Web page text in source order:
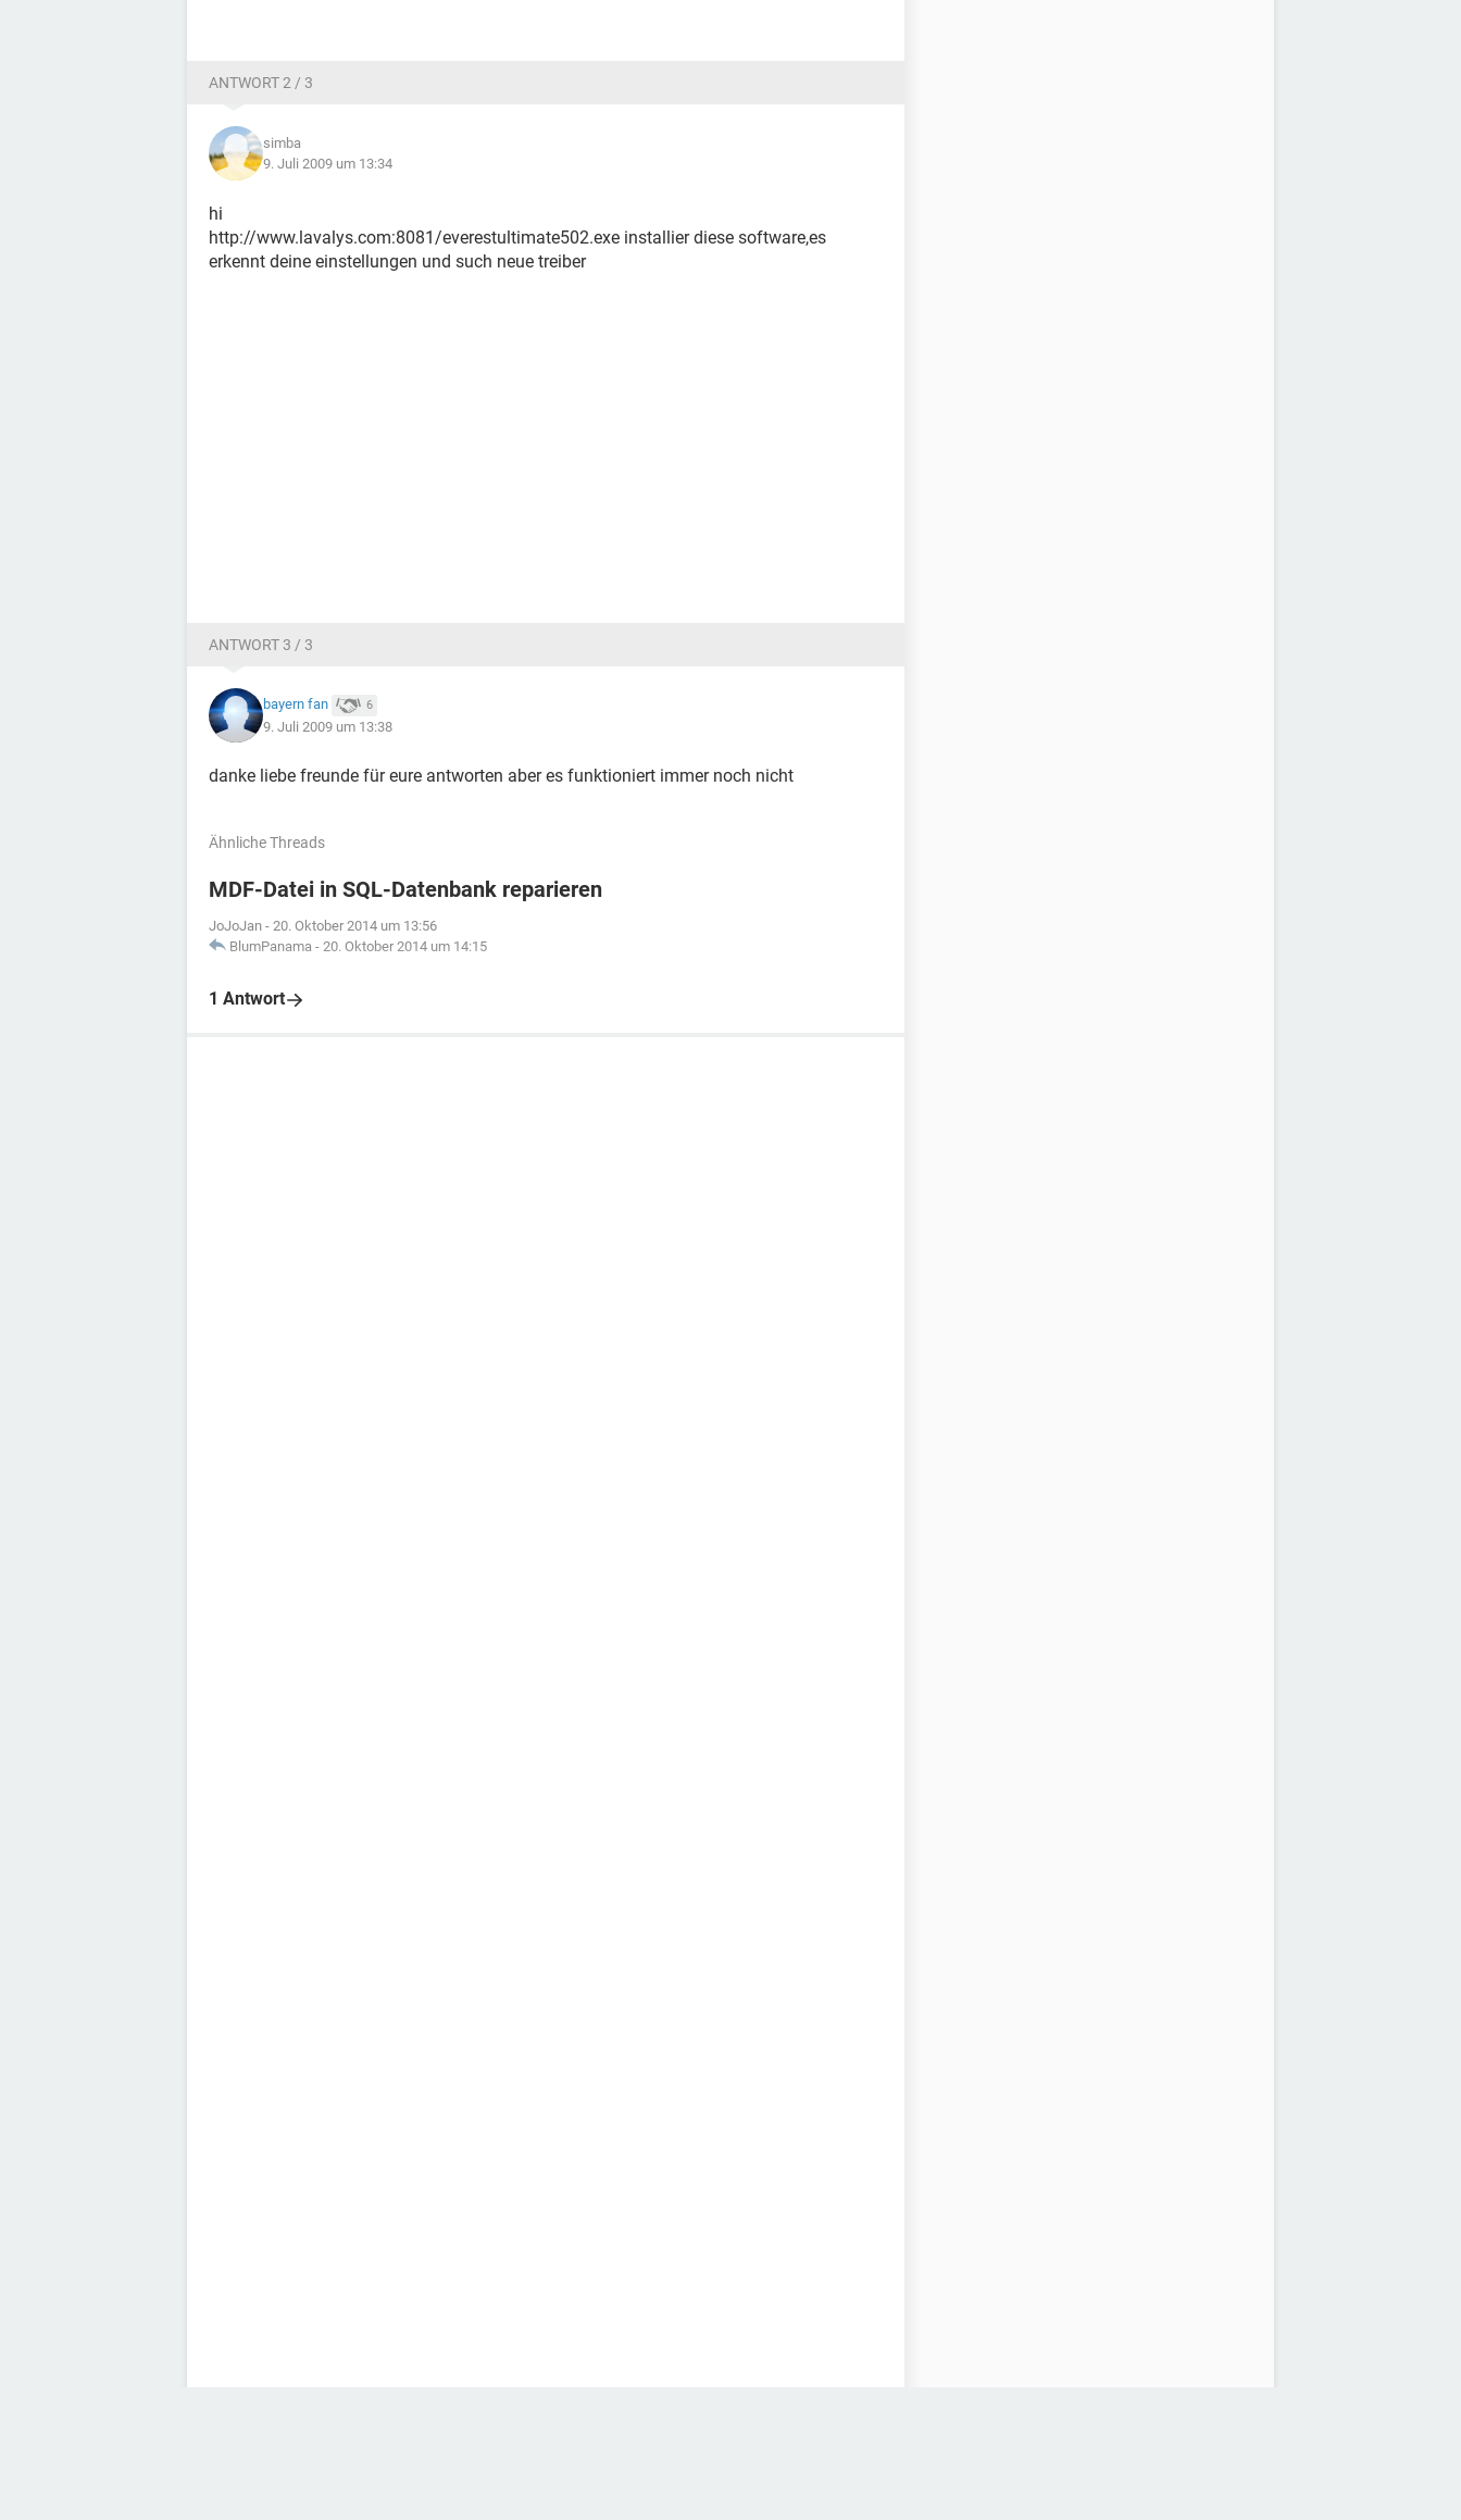
ANTWORT 2 / 3
simba
9. Juli 2009 um 13:34
hi
http://www.lavalys.com:8081/everestultimate502.exe installier diese software,es
erkennt deine einstellungen und such neue treiber
ANTWORT 3 / 3
bayern fan 6
9. Juli 2009 um 13:38
danke liebe freunde für eure antworten aber es funktioniert immer noch nicht
Ähnliche Threads
MDF-Datei in SQL-Datenbank reparieren
JoJoJan - 20. Oktober 2014 um 13:56
BlumPanama - 20. Oktober 2014 um 14:15
1 Antwort